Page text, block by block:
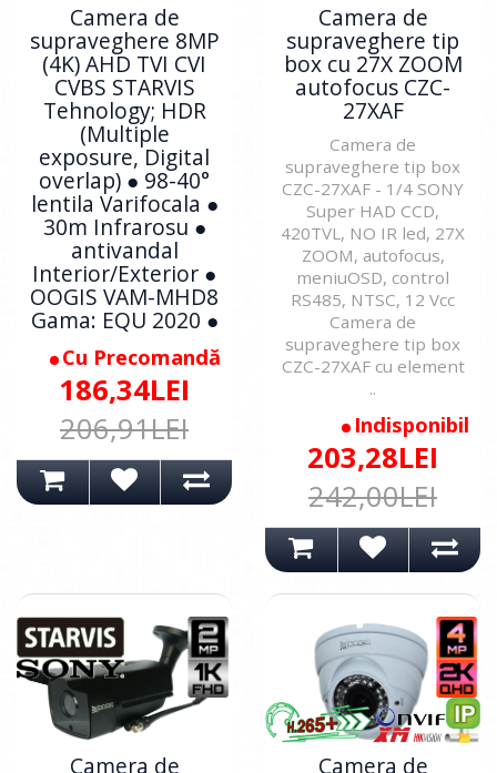
Camera de
supraveghere 8MP
(4K) AHD TVI CVI
CVBS STARVIS
Tehnology; HDR
(Multiple
exposure, Digital
overlap) ● 98-40°
lentila Varifocala ●
30m Infrarosu ●
antivandal
Interior/Exterior ●
OOGIS VAM-MHD8
Gama: EQU 2020 ●
Cu Precomandă
186,34LEI
206,91LEI
Camera de
supraveghere tip
box cu 27X ZOOM
autofocus CZC-
27XAF
Camera de
supraveghere tip box
CZC-27XAF - 1/4 SONY
Super HAD CCD,
420TVL, NO IR led, 27X
ZOOM, autofocus,
meniuOSD, control
RS485, NTSC, 12 Vcc
Camera de
supraveghere tip box
CZC-27XAF cu element
..
Indisponibil
203,28LEI
242,00LEI
Camera de Camera de